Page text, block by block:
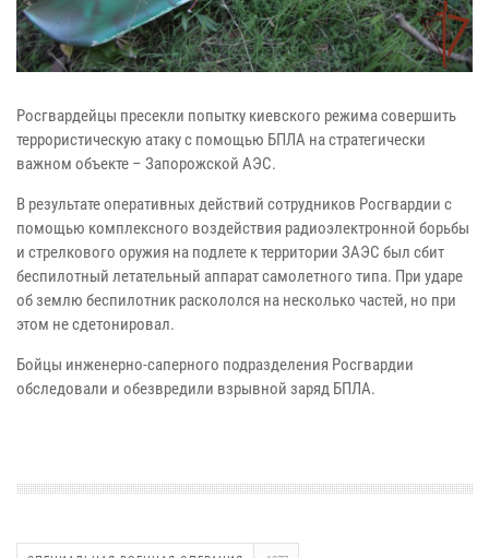
Росгвардейцы пресекли попытку киевского режима совершить
террористическую атаку с помощью БПЛА на стратегически
важном объекте – Запорожской АЭС.
В результате оперативных действий сотрудников Росгвардии с
помощью комплексного воздействия радиоэлектронной борьбы
и стрелкового оружия на подлете к территории ЗАЭС был сбит
беспилотный летательный аппарат самолетного типа. При ударе
об землю беспилотник раскололся на несколько частей, но при
этом не сдетонировал.
Бойцы инженерно-саперного подразделения Росгвардии
обследовали и обезвредили взрывной заряд БПЛА.